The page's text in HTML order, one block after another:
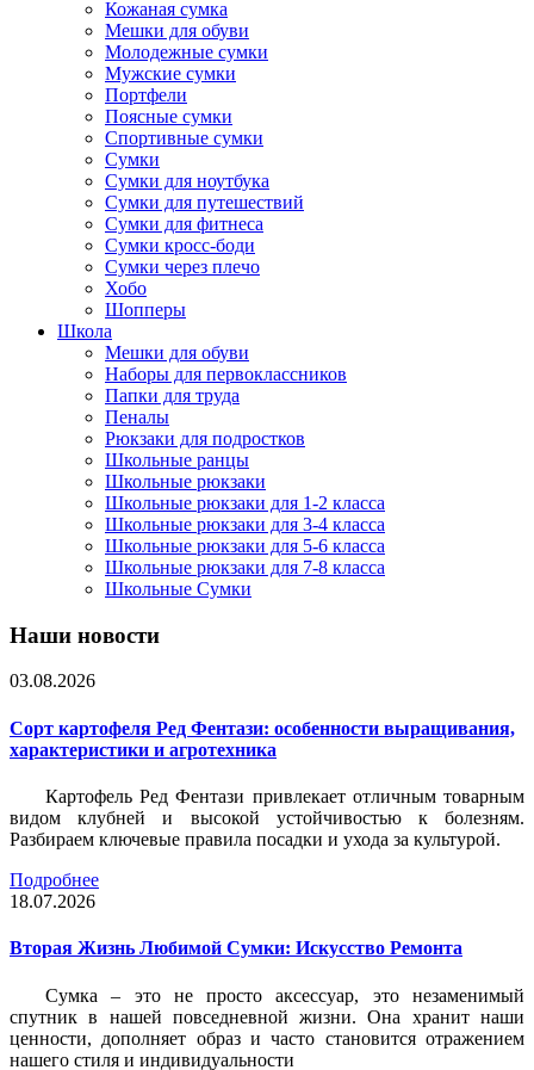
Кожаная сумка
Мешки для обуви
Молодежные сумки
Мужские сумки
Портфели
Поясные сумки
Спортивные сумки
Сумки
Сумки для ноутбука
Сумки для путешествий
Сумки для фитнеса
Сумки кросс-боди
Сумки через плечо
Хобо
Шопперы
Школа
Мешки для обуви
Наборы для первоклассников
Папки для труда
Пеналы
Рюкзаки для подростков
Школьные ранцы
Школьные рюкзаки
Школьные рюкзаки для 1-2 класса
Школьные рюкзаки для 3-4 класса
Школьные рюкзаки для 5-6 класса
Школьные рюкзаки для 7-8 класса
Школьные Сумки
Наши новости
03.08.2026
Сорт картофеля Ред Фентази: особенности выращивания,
характеристики и агротехника
Картофель Ред Фентази привлекает отличным товарным
видом клубней и высокой устойчивостью к болезням.
Разбираем ключевые правила посадки и ухода за культурой.
Подробнее
18.07.2026
Вторая Жизнь Любимой Сумки: Искусство Ремонта
Сумка – это не просто аксессуар, это незаменимый
спутник в нашей повседневной жизни. Она хранит наши
ценности, дополняет образ и часто становится отражением
нашего стиля и индивидуальности